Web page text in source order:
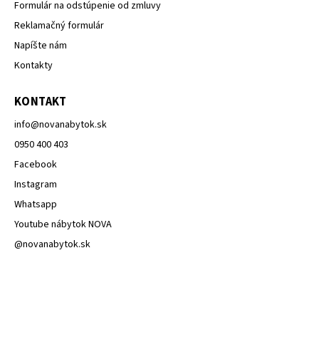
Formulár na odstúpenie od zmluvy
Reklamačný formulár
Napíšte nám
Kontakty
KONTAKT
info@novanabytok.sk
0950 400 403
Facebook
Instagram
Whatsapp
Youtube nábytok NOVA
@novanabytok.sk